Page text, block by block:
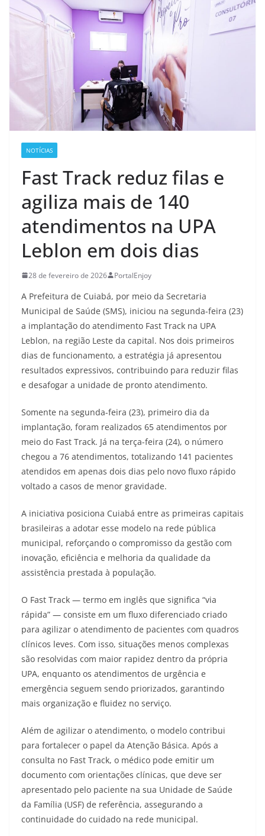
NOTÍCIAS
Fast Track reduz filas e
agiliza mais de 140
atendimentos na UPA
Leblon em dois dias
28 de fevereiro de 2026 PortalEnjoy
A Prefeitura de Cuiabá, por meio da Secretaria
Municipal de Saúde (SMS), iniciou na segunda-feira (23)
a implantação do atendimento Fast Track na UPA
Leblon, na região Leste da capital. Nos dois primeiros
dias de funcionamento, a estratégia já apresentou
resultados expressivos, contribuindo para reduzir filas
e desafogar a unidade de pronto atendimento.
Somente na segunda-feira (23), primeiro dia da
implantação, foram realizados 65 atendimentos por
meio do Fast Track. Já na terça-feira (24), o número
chegou a 76 atendimentos, totalizando 141 pacientes
atendidos em apenas dois dias pelo novo fluxo rápido
voltado a casos de menor gravidade.
A iniciativa posiciona Cuiabá entre as primeiras capitais
brasileiras a adotar esse modelo na rede pública
municipal, reforçando o compromisso da gestão com
inovação, eficiência e melhoria da qualidade da
assistência prestada à população.
O Fast Track — termo em inglês que significa “via
rápida” — consiste em um fluxo diferenciado criado
para agilizar o atendimento de pacientes com quadros
clínicos leves. Com isso, situações menos complexas
são resolvidas com maior rapidez dentro da própria
UPA, enquanto os atendimentos de urgência e
emergência seguem sendo priorizados, garantindo
mais organização e fluidez no serviço.
Além de agilizar o atendimento, o modelo contribui
para fortalecer o papel da Atenção Básica. Após a
consulta no Fast Track, o médico pode emitir um
documento com orientações clínicas, que deve ser
apresentado pelo paciente na sua Unidade de Saúde
da Família (USF) de referência, assegurando a
continuidade do cuidado na rede municipal.